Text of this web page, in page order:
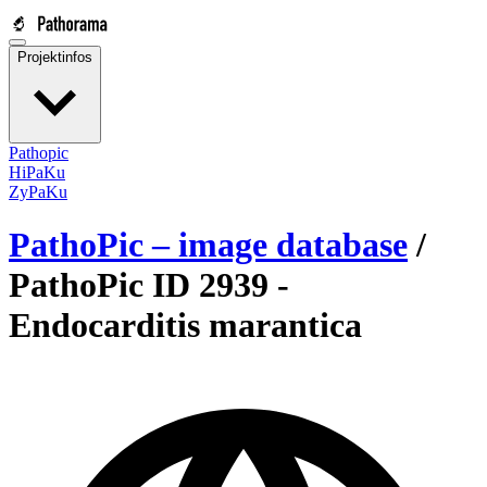
Projektinfos
Pathopic
HiPaKu
ZyPaKu
PathoPic – image database /
PathoPic ID 2939 -
Endocarditis marantica